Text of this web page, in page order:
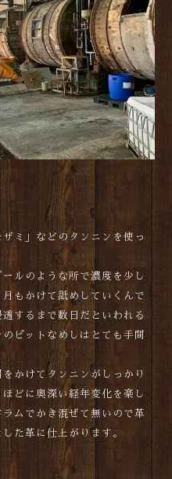
ミ」などのタンニンを使っ
ルのような所で濃度を少し
もかけて舐めしていくんで
するまで数日だといわれる
ピットなめしはとても手間
かけてタンニンがしっかり
どに奥深い経年変化を楽し
ムでかき混ぜて無いので革
た革に仕上がります。